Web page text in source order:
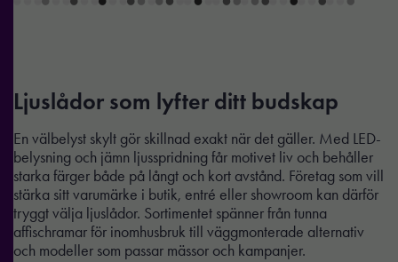
Ljuslådor som lyfter ditt budskap
En välbelyst skylt gör skillnad exakt när det gäller. Med LED-
belysning och jämn ljusspridning får motivet liv och behåller
starka färger både på långt och kort avstånd. Företag som vill
stärka sitt varumärke i butik, entré eller showroom kan därför
tryggt välja ljuslådor. Sortimentet spänner från tunna
affischramar för inomhusbruk till väggmonterade alternativ
och modeller som passar mässor och kampanjer.